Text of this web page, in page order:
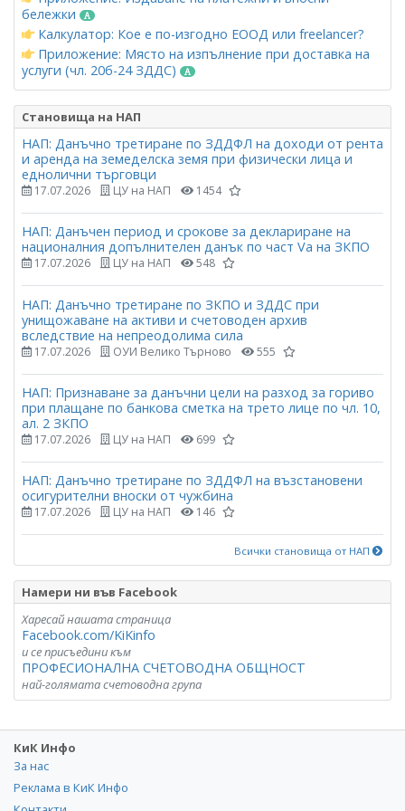
бележки
Калкулатор: Кое е по-изгодно ЕООД или freelancer?
Приложение: Място на изпълнение при доставка на
услуги (чл. 20б-24 ЗДДС)
Становища на НАП
НАП: Данъчно третиране по ЗДДФЛ на доходи от рента
и аренда на земеделска земя при физически лица и
еднолични търговци
17.07.2026 ЦУ на НАП 1454
НАП: Данъчен период и срокове за деклариране на
националния допълнителен данък по част Vа на ЗКПО
17.07.2026 ЦУ на НАП 548
НАП: Данъчно третиране по ЗКПО и ЗДДС при
унищожаване на активи и счетоводен архив
вследствие на непреодолима сила
17.07.2026 ОУИ Велико Търново 555
НАП: Признаване за данъчни цели на разход за гориво
при плащане по банкова сметка на трето лице по чл. 10,
ал. 2 ЗКПО
17.07.2026 ЦУ на НАП 699
НАП: Данъчно третиране по ЗДДФЛ на възстановени
осигурителни вноски от чужбина
17.07.2026 ЦУ на НАП 146
Всички становища от НАП
Намери ни във Facebook
Харесай нашата страница
Facebook.com/KiKinfo
и се присъедини към
ПРОФЕСИОНАЛНА СЧЕТОВОДНА ОБЩНОСТ
най-голямата счетоводна група
КиК Инфо
За нас
Реклама в КиК Инфо